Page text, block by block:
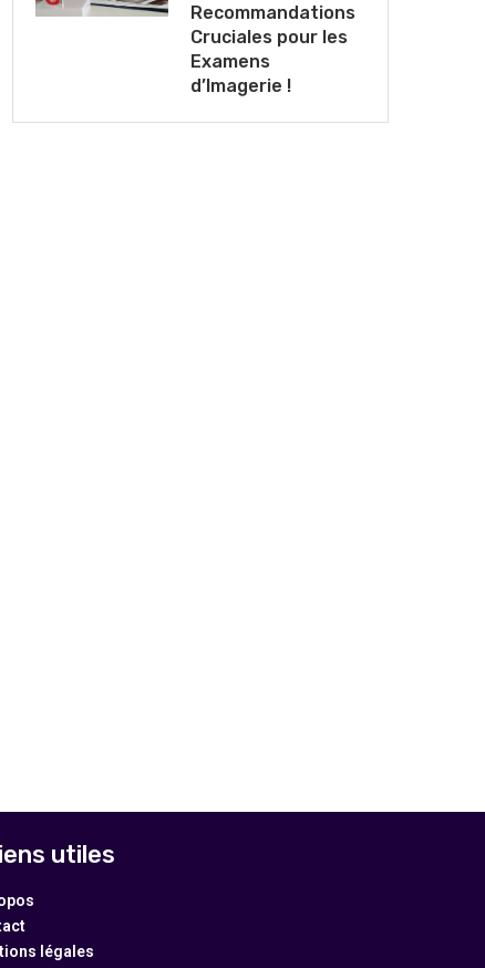
Recommandations
Cruciales pour les
Examens
d’Imagerie !
utiles
légales